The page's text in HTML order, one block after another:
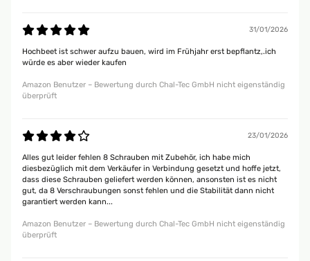
31/01/2026
Hochbeet ist schwer aufzu bauen, wird im Frühjahr erst bepflantz,.ich
würde es aber wieder kaufen
Amazon Benutzer – Bewertung durch Chal-Tec GmbH nicht eigenständig
überprüft
23/01/2026
Alles gut leider fehlen 8 Schrauben mit Zubehör, ich habe mich
diesbezüglich mit dem Verkäufer in Verbindung gesetzt und hoffe jetzt,
dass diese Schrauben geliefert werden können, ansonsten ist es nicht
gut, da 8 Verschraubungen sonst fehlen und die Stabilität dann nicht
garantiert werden kann...
Amazon Benutzer – Bewertung durch Chal-Tec GmbH nicht eigenständig
überprüft